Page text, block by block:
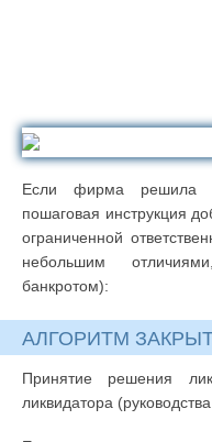
Если фирма решила
пошаговая инструкция
ограниченной
небольшим
банкротом):
АЛГОРИТМ
Принятие решения
ликвидатора